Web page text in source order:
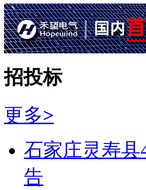
招投标
更多>
石家庄灵寿
告